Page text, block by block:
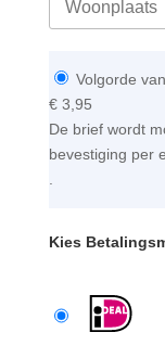
Volgorde
€ 3,95
De brief wordt
bevestiging per
.
Kies